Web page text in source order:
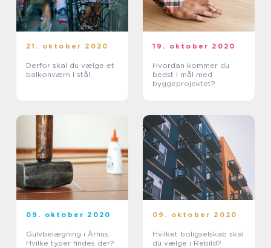
21. oktober 2020
Derfor skal du vælge et
balkonværn i stål
19. oktober 2020
Hvordan kommer du
bedst i mål med
byggeprojektet?
09. oktober 2020
Gulvbelægning i Århus:
Hvilke typer findes der?
09. oktober 2020
Hvilket boligselskab skal
du vælge i Rebild?